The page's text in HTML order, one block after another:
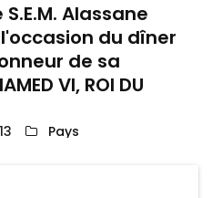
Alassane
l'occasion du dîner
de sa
VI, ROI DU
Pays